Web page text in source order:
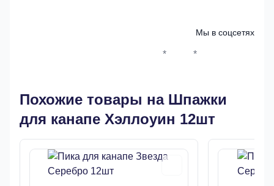
Мы в соцсетях
* *
Похожие товары на Шпажки
для канапе Хэллоуин 12шт